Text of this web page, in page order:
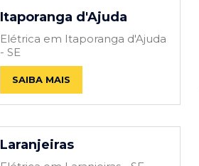
Itaporanga d'Ajuda
Elétrica em Itaporanga d'Ajuda
- SE
SAIBA MAIS
Laranjeiras